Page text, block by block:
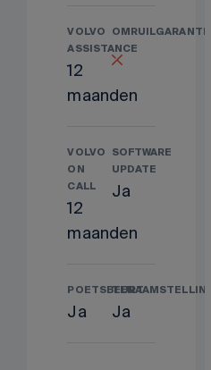
VOLVO
ASSISTANCE
12
maanden
OMRUILGARANTIE
VOLVO
ON
CALL
12
maanden
SOFTWARE
UPDATE
Ja
POETSBEURT
Ja
TENAAMSTELLING
Ja